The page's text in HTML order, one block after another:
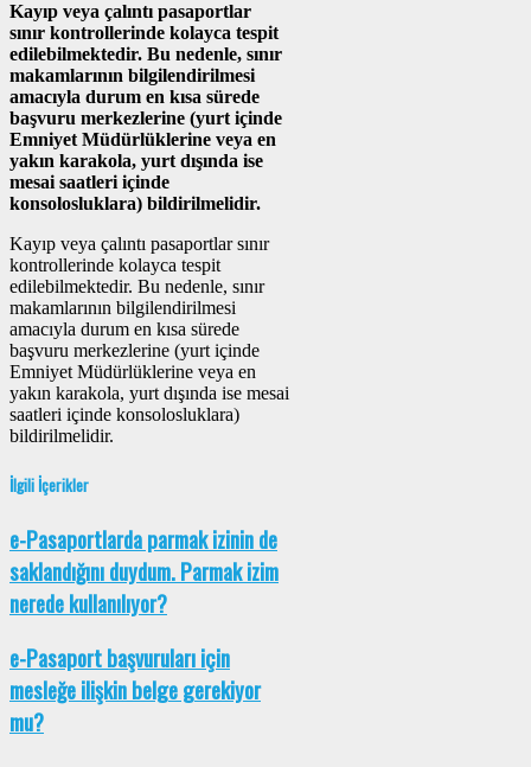
Kayıp veya çalıntı pasaportlar
sınır kontrollerinde kolayca tespit
edilebilmektedir. Bu nedenle, sınır
makamlarının bilgilendirilmesi
amacıyla durum en kısa sürede
başvuru merkezlerine (yurt içinde
Emniyet Müdürlüklerine veya en
yakın karakola, yurt dışında ise
mesai saatleri içinde
konsolosluklara) bildirilmelidir.
Kayıp veya çalıntı pasaportlar sınır
kontrollerinde kolayca tespit
edilebilmektedir. Bu nedenle, sınır
makamlarının bilgilendirilmesi
amacıyla durum en kısa sürede
başvuru merkezlerine (yurt içinde
Emniyet Müdürlüklerine veya en
yakın karakola, yurt dışında ise mesai
saatleri içinde konsolosluklara)
bildirilmelidir.
İlgili İçerikler
e-Pasaportlarda parmak izinin de
saklandığını duydum. Parmak izim
nerede kullanılıyor?
e-Pasaport başvuruları için
mesleğe ilişkin belge gerekiyor
mu?